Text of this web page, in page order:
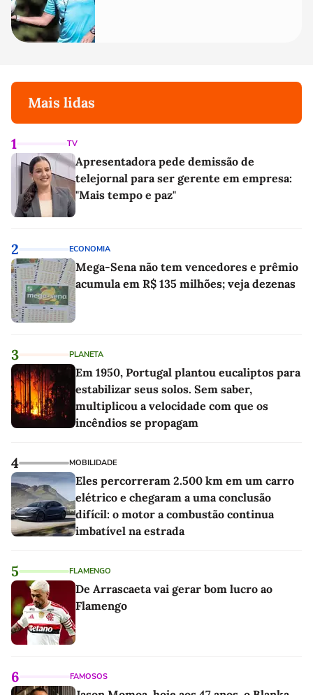
Mais lidas
1 TV
Apresentadora pede demissão de
telejornal para ser gerente em empresa:
"Mais tempo e paz"
2 ECONOMIA
Mega-Sena não tem vencedores e prêmio
acumula em R$ 135 milhões; veja dezenas
3 PLANETA
Em 1950, Portugal plantou eucaliptos para
estabilizar seus solos. Sem saber,
multiplicou a velocidade com que os
incêndios se propagam
4 MOBILIDADE
Eles percorreram 2.500 km em um carro
elétrico e chegaram a uma conclusão
difícil: o motor a combustão continua
imbatível na estrada
5 FLAMENGO
De Arrascaeta vai gerar bom lucro ao
Flamengo
6 FAMOSOS